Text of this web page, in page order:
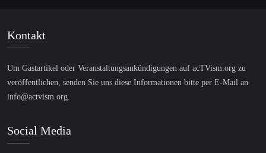
Kontakt
Um Gastartikel oder Veranstaltungsankündigungen auf acTVism.org zu
veröffentlichen, senden Sie uns diese Informationen bitte per E-Mail an
info@actvism.org.
Social Media